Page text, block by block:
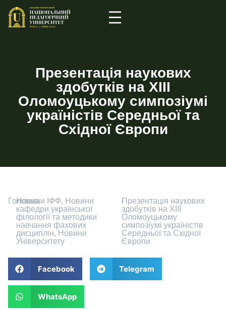
Презентація наукових
здобутків на XIII
Оломоуцькому симпозіумі
україністів Середньої та
Східної Європи
Головна
-Новини ІФФ, Новини
кафедри української
філології та методики
навчання фахових
дисциплін, Новини
Університету
-Презентація наукових
здобутків на XIII
Оломоуцькому
симпозіумі україністів
Середньої та Східної
Європи
Facebook Telegram
WhatsApp